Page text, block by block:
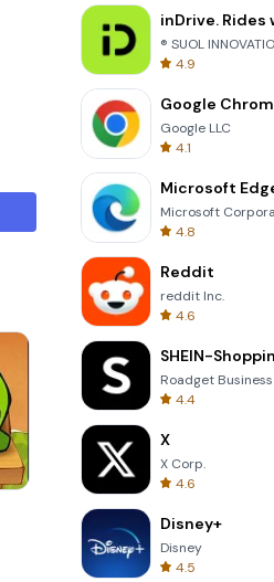
8 Ball Billiards Classic
® SUOL
4.9
Google
Google LLC
4.1
Microsoft
Microsoft
4.8
Reddit
reddit Inc.
4.6
SHEIN-
Roadget Business
4.4
X
X Corp.
4.6
Disney+
Disney
4.5